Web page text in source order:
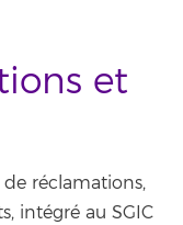
et
réclamations,
intégré au SGIC